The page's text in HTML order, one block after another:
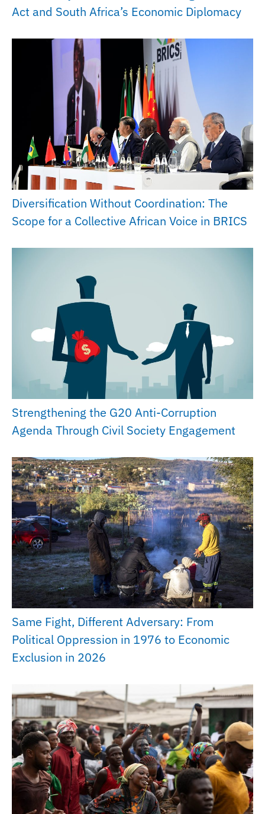
Act and South Africa’s Economic Diplomacy
Diversification Without Coordination: The
Scope for a Collective African Voice in BRICS
Strengthening the G20 Anti-Corruption
Agenda Through Civil Society Engagement
Same Fight, Different Adversary: From
Political Oppression in 1976 to Economic
Exclusion in 2026